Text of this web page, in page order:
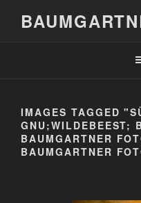
IMAGES TAGGED
GNU;WILDEBEEST;
BAUMGARTNER
BAUMGARTNER